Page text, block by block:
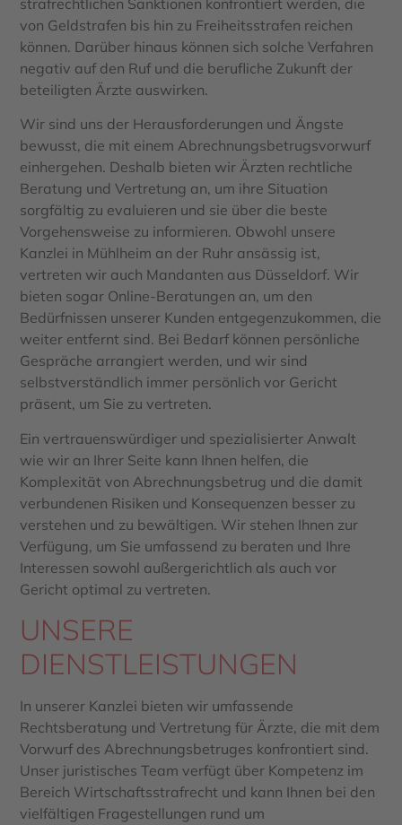
strafrechtlichen Sanktionen konfrontiert werden, die
von Geldstrafen bis hin zu Freiheitsstrafen reichen
können. Darüber hinaus können sich solche Verfahren
negativ auf den Ruf und die berufliche Zukunft der
beteiligten Ärzte auswirken.
Wir sind uns der Herausforderungen und Ängste
bewusst, die mit einem Abrechnungsbetrugsvorwurf
einhergehen. Deshalb bieten wir Ärzten rechtliche
Beratung und Vertretung an, um ihre Situation
sorgfältig zu evaluieren und sie über die beste
Vorgehensweise zu informieren. Obwohl unsere
Kanzlei in Mühlheim an der Ruhr ansässig ist,
vertreten wir auch Mandanten aus Düsseldorf. Wir
bieten sogar Online-Beratungen an, um den
Bedürfnissen unserer Kunden entgegenzukommen, die
weiter entfernt sind. Bei Bedarf können persönliche
Gespräche arrangiert werden, und wir sind
selbstverständlich immer persönlich vor Gericht
präsent, um Sie zu vertreten.
Ein vertrauenswürdiger und spezialisierter Anwalt
wie wir an Ihrer Seite kann Ihnen helfen, die
Komplexität von Abrechnungsbetrug und die damit
verbundenen Risiken und Konsequenzen besser zu
verstehen und zu bewältigen. Wir stehen Ihnen zur
Verfügung, um Sie umfassend zu beraten und Ihre
Interessen sowohl außergerichtlich als auch vor
Gericht optimal zu vertreten.
UNSERE
DIENSTLEISTUNGEN
In unserer Kanzlei bieten wir umfassende
Rechtsberatung und Vertretung für Ärzte, die mit dem
Vorwurf des Abrechnungsbetruges konfrontiert sind.
Unser juristisches Team verfügt über Kompetenz im
Bereich Wirtschaftsstrafrecht und kann Ihnen bei den
vielfältigen Fragestellungen rund um